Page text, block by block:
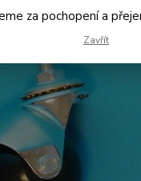
za pochopení a
Zavřít